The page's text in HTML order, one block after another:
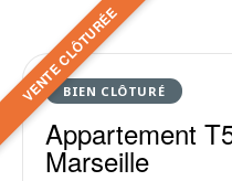
VENTE CLÔTURÉE
BIEN CLÔTURÉ
Appartement
Marseille
VENDU
8 photos